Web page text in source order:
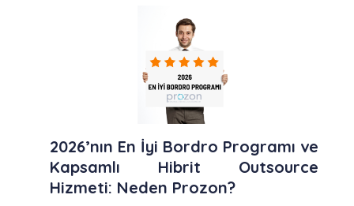
2026’nın En İyi Bordro Programı ve
Kapsamlı Hibrit Outsource
Hizmeti: Neden Prozon?